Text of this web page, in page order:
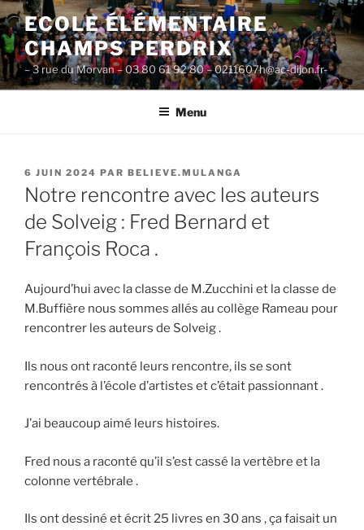
Aller
au
contenu
principal
ECOLE ÉLÉMENTAIRE
CHAMPS PERDRIX
– 3 rue du Morvan – 03 80 61 92 80 – 0211607h@ac-dijon.fr-
Menu
PUBLIÉ
LE
6 JUIN 2024 PAR BELIEVE.MULANGA
Notre rencontre avec les auteurs
de Solveig : Fred Bernard et
François Roca .
Aujourd’hui avec la classe de M.Zucchini et la classe de
M.Buffière nous sommes allés au collège Rameau pour
rencontrer les auteurs de Solveig .
Ils nous ont raconté leurs rencontre, ils se sont
rencontrés à l’école d’artistes et c’était passionnant .
J’ai beaucoup aimé leurs histoires.
Fred nous a raconté qu’il s’est cassé la vertèbre et la
colonne vertébrale .
Ils ont dessiné et écrit 25 livres en 30 ans , ça faisait un